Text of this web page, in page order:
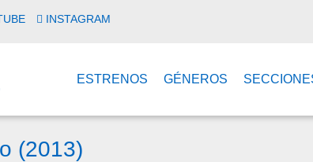
INSTAGRAM
ESTRENOS GÉNEROS
(2013)